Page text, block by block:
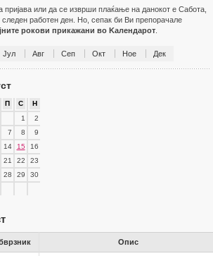
пријава или да се изврши плаќање на данокот е Сабота,
работен ден. Но, сепак би Ви препорачале
рокови прикажани во Kалендарот
Јул Авг Сеп Окт Ное Дек
П С
Н
1
2
7 8
9
14 15
16
21 22
23
28 29
30
Опис